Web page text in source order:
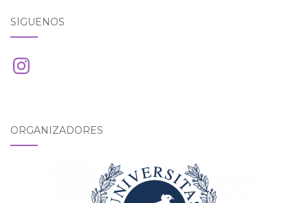
SÍGUENOS
Instagram
ORGANIZADORES